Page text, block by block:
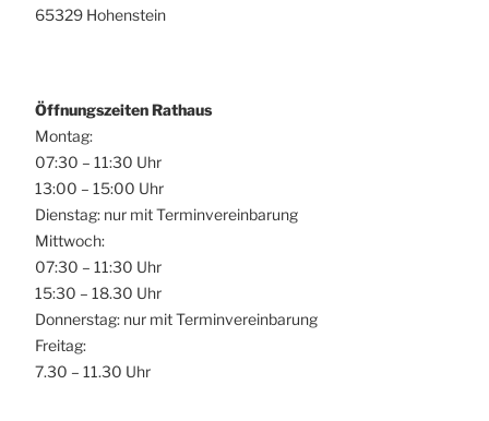
65329 Hohenstein
Öffnungszeiten Rathaus
Montag:
07:30 – 11:30 Uhr
13:00 – 15:00 Uhr
Dienstag: nur mit Terminvereinbarung
Mittwoch:
07:30 – 11:30 Uhr
15:30 – 18.30 Uhr
Donnerstag: nur mit Terminvereinbarung
Freitag:
7.30 – 11.30 Uhr